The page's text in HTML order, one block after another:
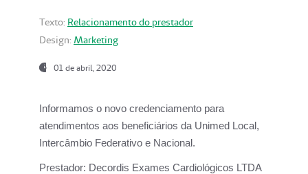
Texto: Relacionamento do prestador
Design: Marketing
01 de abril, 2020
Informamos o novo credenciamento para
atendimentos aos beneficiários da Unimed Local,
Intercâmbio Federativo e Nacional.
Prestador: Decordis Exames Cardiológicos LTDA